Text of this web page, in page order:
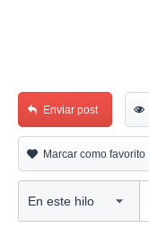
Enviar post
Marcar como favorito